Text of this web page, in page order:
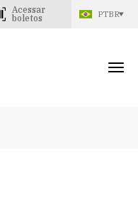
Acessar
boletos
PTBR